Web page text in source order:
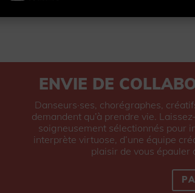
ENVIE DE
Danseurs·ses, chorégraphes,
demandent qu’à prendre vie.
soigneusement sélectionnés pour
interprète virtuose, d’une équipe
plaisir de vous épauler